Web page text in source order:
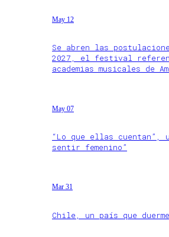
May 12
Se abren las
2027, el festival
academias musicales de
May 07
“Lo que ellas
sentir femenino”
Mar 31
Chile, un país que